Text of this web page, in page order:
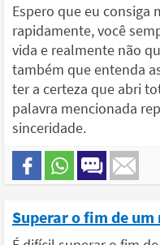
Espero que eu consiga
rapidamente, você
vida e realmente não
também que entenda
ter a certeza que abri
palavra mencionada
sinceridade.
Superar o fim de